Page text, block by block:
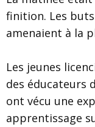
finition. Les
amenaient à la
Les jeunes
des éducateurs
ont vécu une
apprentissage